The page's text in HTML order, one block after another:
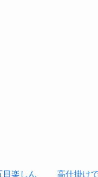
目楽しん
高仕掛け